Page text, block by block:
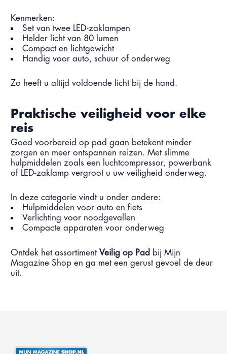
Kenmerken:
Set van twee LED-zaklampen
Helder licht van 80 lumen
Compact en lichtgewicht
Handig voor auto, schuur of onderweg
Zo heeft u altijd voldoende licht bij de hand.
Praktische veiligheid voor elke
reis
Goed voorbereid op pad gaan betekent minder
zorgen en meer ontspannen reizen. Met slimme
hulpmiddelen zoals een luchtcompressor, powerbank
of LED-zaklamp vergroot u uw veiligheid onderweg.
In deze categorie vindt u onder andere:
Hulpmiddelen voor auto en fiets
Verlichting voor noodgevallen
Compacte apparaten voor onderweg
Ontdek het assortimentVeilig op Pad bij Mijn
Magazine Shop en ga met een gerust gevoel de deur
uit.